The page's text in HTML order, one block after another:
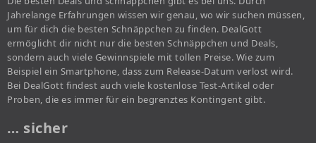
Jahrelange Erfahrungen wissen wir genau, wo wir suchen müssen,
um für dich die besten Schnäppchen zu finden. DealGott
ermöglicht dir nicht nur die besten Schnäppchen und Deals,
sondern auch viele Gewinnspiele mit tollen Preise. Wie zum
Beispiel ein Smartphone, dass zum Release-Datum verlost wird.
Bei DealGott findest auch viele kostenlose Test-Artikel oder
Proben, die es immer für ein begrenztes Kontingent gibt.
… sicher